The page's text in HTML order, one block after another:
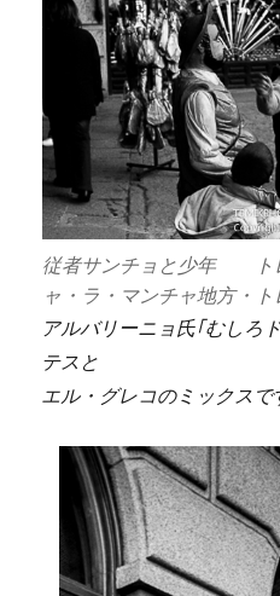
従者サンチョと少年 ト
ャ・ラ・マンチャ地方
アルバリーニョ氏｢むしろ
テスと
エル・グレコのミックスで